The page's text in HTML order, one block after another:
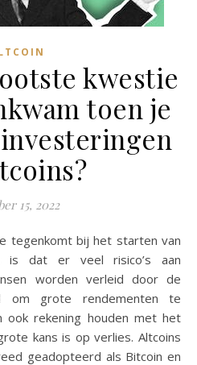
kwestie
toen je
15, 2022
is dat er veel risico’s aan
worden verleid door de
om grote rendementen te
ook rekening houden met het
kans is op verlies. Altcoins
geadopteerd als Bitcoin en